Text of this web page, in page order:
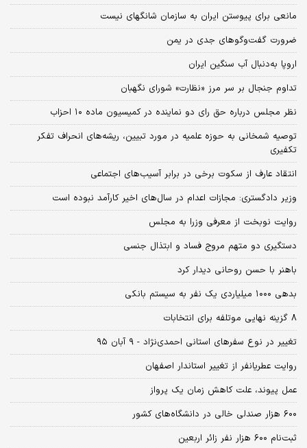
مانعی برای پیوستن ایران به سازمان شانگهای نیست
ضرورت گفت‌وگوهای جدی در یمن
اروپا به‌دنبال آب سنگین ایران
تداوم جنجال بر سر مرز «نظارت» شورای نگهبان
نظر مجلس درباره حق رای دو نماینده در کمیسیون ماده ۱۰ احزاب
توصیه شمخانی به حوزه علمیه در مورد تبیین، ریشه‌های انحراف تفکر
تکفیری
انتقاد عارف از سکوت برخی در برابر آسیب‌های اجتماعی
وزیر دادگستری: مجازات اعدام در سال‌های اخیر کارآمد نبوده است
روایت نوبخت از معرفی وزرا به مجلس
دستگیری دو متهم مروج فساد و ابتذال جنسی
باهنر با حسن روحانی دیدار کرد
بدهی ۱۰۰۰ میلیاردی یک نفر به سیستم بانکی
۸ گزینه نهایی موتلفه برای انتخابات
تغییر در نوع سفرهای استانی احمدی‌نژاد - ۹ آبان ۹۵
روایت عطریانفر از تغییر استاندار اصفهان
عمل پیوند، علت کاهش زمان یک پرواز
۶۰۰ هزار صندلی خالی در دانشگاه‌های کشور
ثبت‌نام ۶۰۰ هزار نفر زائر اربعین